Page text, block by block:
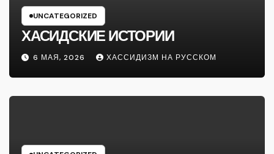
UNCATEGORIZED
ХАСИДСКИЕ ИСТОРИИ
6 МАЯ, 2026 ХАССИДИЗМ НА РУССКОМ